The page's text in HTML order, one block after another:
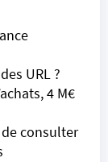
URL ?
4 M€
de consulter